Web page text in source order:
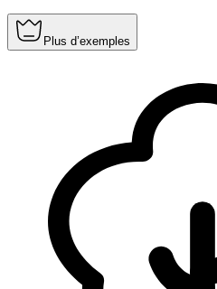
Plus d’exemples